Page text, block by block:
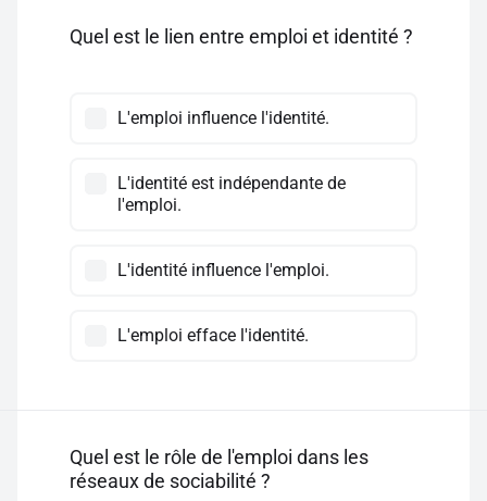
Quel est le lien entre emploi et identité ?
L'emploi influence l'identité.
L'identité est indépendante de
l'emploi.
L'identité influence l'emploi.
L'emploi efface l'identité.
Quel est le rôle de l'emploi dans les
réseaux de sociabilité ?